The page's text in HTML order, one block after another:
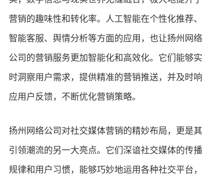
营销的趣味性和转化率。人工智能在个性化推荐、
智能客服、舆情分析等方面的应用，也让扬州网络
公司的营销服务更加智能化和高效化。它们能够实
时洞察用户需求，提供精准的营销推送，并及时响
应用户反馈，不断优化营销策略。
扬州网络公司对社交媒体营销的精妙布局，更是其
引领潮流的另一大亮点。它们深谙社交媒体的传播
规律和用户习惯，能够巧妙地运用各种社交平台，